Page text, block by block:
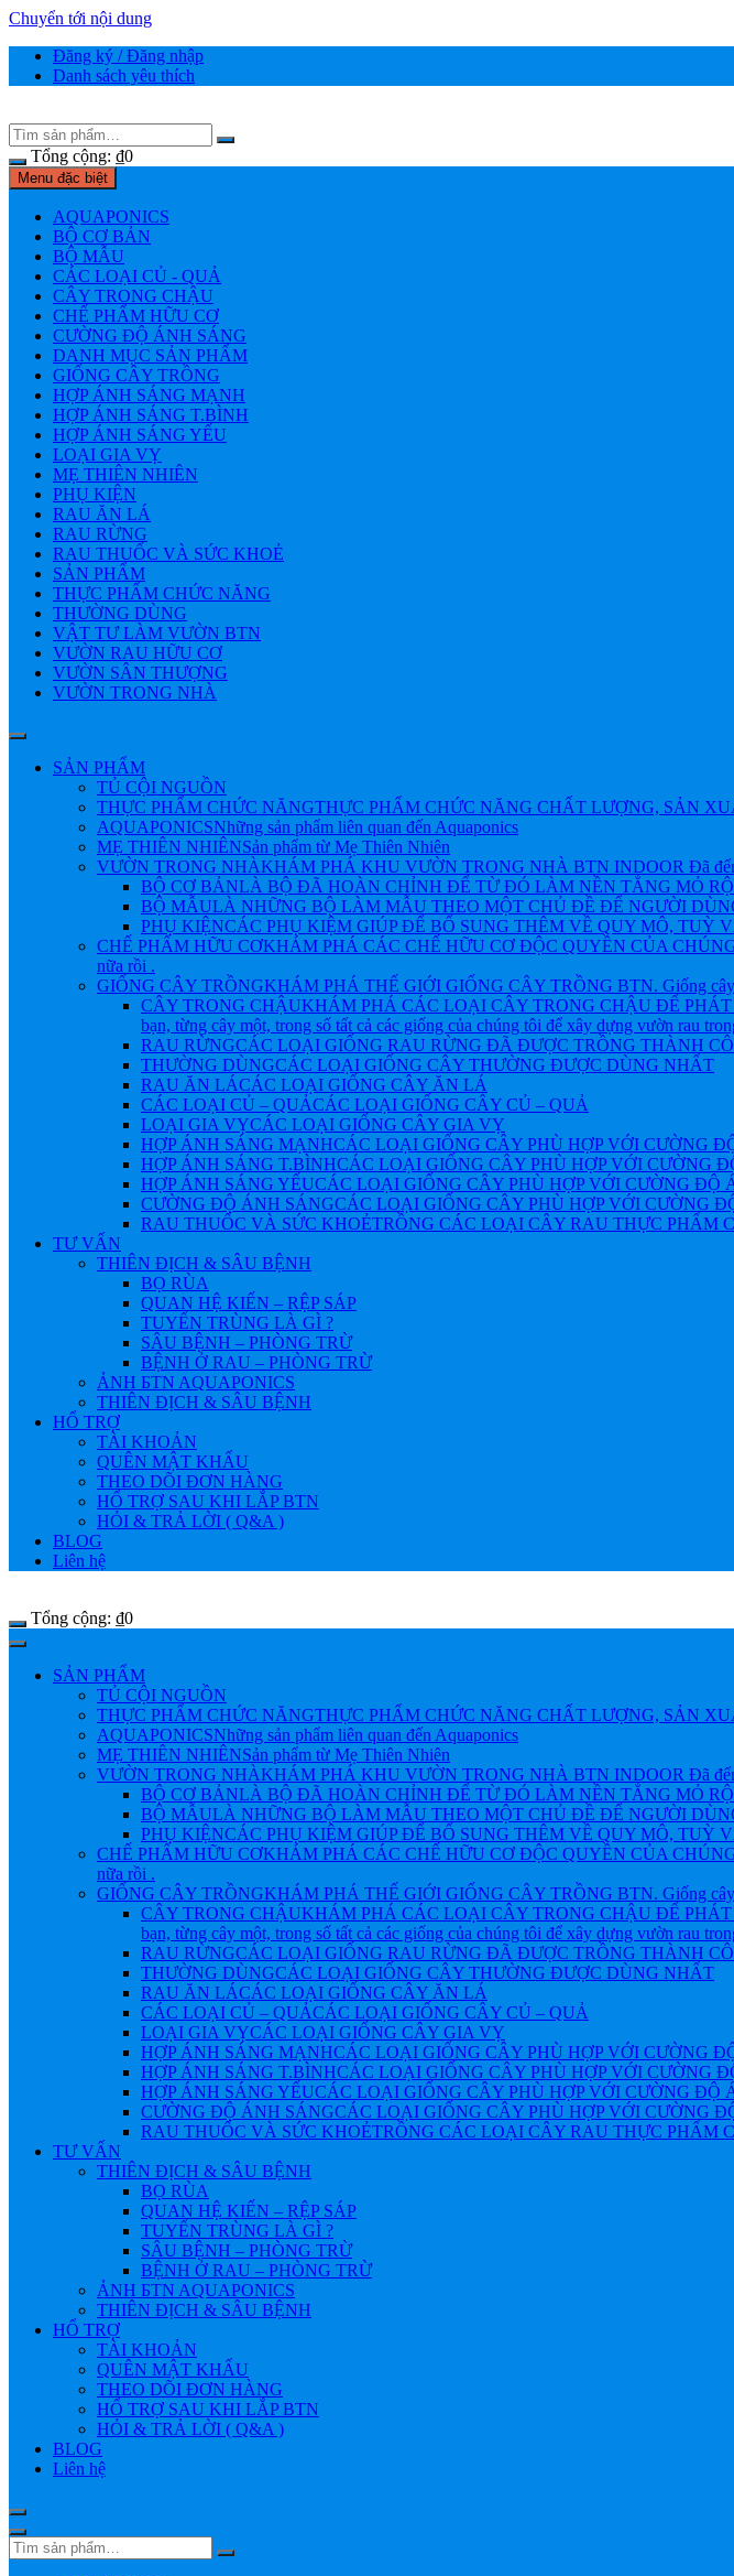
Chuyển tới nội dung
Đăng ký / Đăng nhập
Danh sách yêu thích
Tổng cộng: ₫0
Menu đặc biệt
AQUAPONICS
BỘ CƠ BẢN
BỘ MẪU
CÁC LOẠI CỦ - QUẢ
CÂY TRONG CHẬU
CHẾ PHẨM HỮU CƠ
CƯỜNG ĐỘ ÁNH SÁNG
DANH MỤC SẢN PHẨM
GIỐNG CÂY TRỒNG
HỢP ÁNH SÁNG MẠNH
HỢP ÁNH SÁNG T.BÌNH
HỢP ÁNH SÁNG YẾU
LOẠI GIA VỴ
MẸ THIÊN NHIÊN
PHỤ KIỆN
RAU ĂN LÁ
RAU RỪNG
RAU THUỐC VÀ SỨC KHOẺ
SẢN PHẨM
THỰC PHẨM CHỨC NĂNG
THƯỜNG DÙNG
VẬT TƯ LÀM VƯỜN BTN
VƯỜN RAU HỮU CƠ
VƯỜN SÂN THƯỢNG
VƯỜN TRONG NHÀ
SẢN PHẨM
TỦ CỘI NGUỒN
THỰC PHẨM CHỨC NĂNGTHỰC PHẨM CHỨC NĂNG CHẤT LƯỢNG, SẢN
AQUAPONICSNhững sản phẩm liên quan đến Aquaponics
MẸ THIÊN NHIÊNSản phẩm từ Mẹ Thiên Nhiên
VƯỜN TRONG NHÀKHÁM PHÁ KHU VƯỜN TRONG NHÀ BTN INDOOR Đã đến
BỘ CƠ BẢNLÀ BỘ ĐÃ HOÀN CHỈNH ĐỂ TỪ ĐÓ LÀM NỀN TẲNG MỎ
BỘ MẪULÀ NHỮNG BỘ LÀM MẪU THEO MỘT CHỦ ĐỀ ĐỂ NGƯỜI
PHỤ KIỆNCÁC PHỤ KIỆM GIÚP ĐỂ BỔ SUNG THÊM VỀ QUY MÔ, TUỲ
CHẾ PHẨM HỮU CƠKHÁM PHÁ CÁC CHẾ HỮU CƠ ĐỘC QUYỀN CỦA CHÚNG
nữa rồi .
GIỐNG CÂY TRỒNGKHÁM PHÁ THẾ GIỚI GIỐNG CÂY TRỒNG BTN. Giống cây
CÂY TRONG CHẬUKHÁM PHÁ CÁC LOẠI CÂY TRONG CHẬU ĐỂ
bạn, từng cây một, trong số tất cả các giống của chúng tôi để xây dựng vườn rau
RAU RỪNGCÁC LOẠI GIỐNG RAU RỪNG ĐÃ ĐƯỢC TRỒNG THÀNH
THƯỜNG DÙNGCÁC LOẠI GIỐNG CÂY THƯỜNG ĐƯỢC DÙNG NHẤT
RAU ĂN LÁCÁC LOẠI GIỐNG CÂY ĂN LÁ
CÁC LOẠI CỦ – QUẢCÁC LOẠI GIỐNG CÂY CỦ – QUẢ
LOẠI GIA VỴCÁC LOẠI GIỐNG CÂY GIA VỴ
HỢP ÁNH SÁNG MẠNHCÁC LOẠI GIỐNG CÂY PHÙ HỢP VỚI CƯỜNG
HỢP ÁNH SÁNG T.BÌNHCÁC LOẠI GIỐNG CÂY PHÙ HỢP VỚI CƯỜNG
HỢP ÁNH SÁNG YẾUCÁC LOẠI GIỐNG CÂY PHÙ HỢP VỚI CƯỜNG ĐỘ
CƯỜNG ĐỘ ÁNH SÁNGCÁC LOẠI GIỐNG CÂY PHÙ HỢP VỚI CƯỜNG
RAU THUỐC VÀ SỨC KHOẺTRỒNG CÁC LOẠI CÂY RAU THỰC PHẨM
TƯ VẤN
THIÊN ĐỊCH & SÂU BỆNH
BỌ RÙA
QUAN HỆ KIẾN – RỆP SÁP
TUYẾN TRÙNG LÀ GÌ ?
SÂU BỆNH – PHÒNG TRỪ
BỆNH Ở RAU – PHÒNG TRỪ
ẢNH БTN AQUAPONICS
THIÊN ĐỊCH & SÂU BỆNH
HỔ TRỢ
TÀI KHOẢN
QUÊN MẬT KHẨU
THEO DÕI ĐƠN HÀNG
HỔ TRỢ SAU KHI LẮP BTN
HỎI & TRẢ LỜI ( Q&A )
BLOG
Liên hệ
Tổng cộng: ₫0
SẢN PHẨM
TỦ CỘI NGUỒN
THỰC PHẨM CHỨC NĂNGTHỰC PHẨM CHỨC NĂNG CHẤT LƯỢNG, SẢN
AQUAPONICSNhững sản phẩm liên quan đến Aquaponics
MẸ THIÊN NHIÊNSản phẩm từ Mẹ Thiên Nhiên
VƯỜN TRONG NHÀKHÁM PHÁ KHU VƯỜN TRONG NHÀ BTN INDOOR Đã đến
BỘ CƠ BẢNLÀ BỘ ĐÃ HOÀN CHỈNH ĐỂ TỪ ĐÓ LÀM NỀN TẲNG MỎ
BỘ MẪULÀ NHỮNG BỘ LÀM MẪU THEO MỘT CHỦ ĐỀ ĐỂ NGƯỜI
PHỤ KIỆNCÁC PHỤ KIỆM GIÚP ĐỂ BỔ SUNG THÊM VỀ QUY MÔ, TUỲ
CHẾ PHẨM HỮU CƠKHÁM PHÁ CÁC CHẾ HỮU CƠ ĐỘC QUYỀN CỦA CHÚNG
nữa rồi .
GIỐNG CÂY TRỒNGKHÁM PHÁ THẾ GIỚI GIỐNG CÂY TRỒNG BTN. Giống cây
CÂY TRONG CHẬUKHÁM PHÁ CÁC LOẠI CÂY TRONG CHẬU ĐỂ
bạn, từng cây một, trong số tất cả các giống của chúng tôi để xây dựng vườn rau
RAU RỪNGCÁC LOẠI GIỐNG RAU RỪNG ĐÃ ĐƯỢC TRỒNG THÀNH
THƯỜNG DÙNGCÁC LOẠI GIỐNG CÂY THƯỜNG ĐƯỢC DÙNG NHẤT
RAU ĂN LÁCÁC LOẠI GIỐNG CÂY ĂN LÁ
CÁC LOẠI CỦ – QUẢCÁC LOẠI GIỐNG CÂY CỦ – QUẢ
LOẠI GIA VỴCÁC LOẠI GIỐNG CÂY GIA VỴ
HỢP ÁNH SÁNG MẠNHCÁC LOẠI GIỐNG CÂY PHÙ HỢP VỚI CƯỜNG
HỢP ÁNH SÁNG T.BÌNHCÁC LOẠI GIỐNG CÂY PHÙ HỢP VỚI CƯỜNG
HỢP ÁNH SÁNG YẾUCÁC LOẠI GIỐNG CÂY PHÙ HỢP VỚI CƯỜNG ĐỘ
CƯỜNG ĐỘ ÁNH SÁNGCÁC LOẠI GIỐNG CÂY PHÙ HỢP VỚI CƯỜNG
RAU THUỐC VÀ SỨC KHOẺTRỒNG CÁC LOẠI CÂY RAU THỰC PHẨM
TƯ VẤN
THIÊN ĐỊCH & SÂU BỆNH
BỌ RÙA
QUAN HỆ KIẾN – RỆP SÁP
TUYẾN TRÙNG LÀ GÌ ?
SÂU BỆNH – PHÒNG TRỪ
BỆNH Ở RAU – PHÒNG TRỪ
ẢNH БTN AQUAPONICS
THIÊN ĐỊCH & SÂU BỆNH
HỔ TRỢ
TÀI KHOẢN
QUÊN MẬT KHẨU
THEO DÕI ĐƠN HÀNG
HỔ TRỢ SAU KHI LẮP BTN
HỎI & TRẢ LỜI ( Q&A )
BLOG
Liên hệ